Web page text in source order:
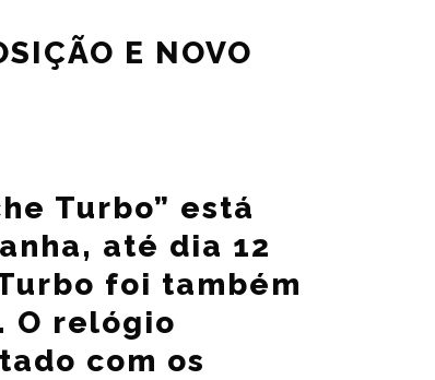
E NOVO
Turbo” está
até dia 12
foi também
O relógio
com os